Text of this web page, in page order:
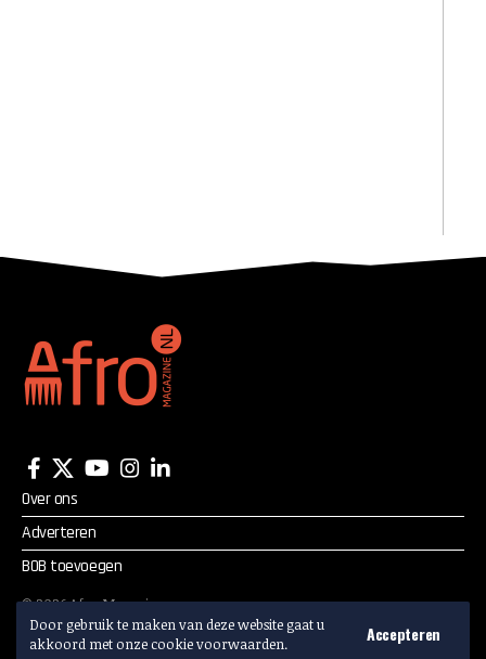
Door gebruik te maken van deze website gaat u
akkoord met onze cookie voorwaarden.
Accepteren
Over ons
Adverteren
BOB toevoegen
©2026Afro Magazine.
Alle rechten voorbehouden.
Adverteren? Mail:info@afromagazine.nl